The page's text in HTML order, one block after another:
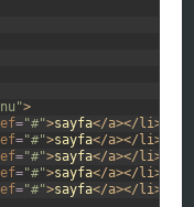
>
="#">sayfa</a></li>
="#">sayfa</a></li>
="#">sayfa</a></li>
="#">sayfa</a></li>
="#">sayfa</a></li>